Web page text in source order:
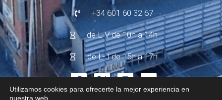
+34 601 60 32 67
de L-V de 10h a 14h
de L-J de 15h a 17h
Utilizamos cookies para ofrecerte la mejor experiencia en
nuestra web.